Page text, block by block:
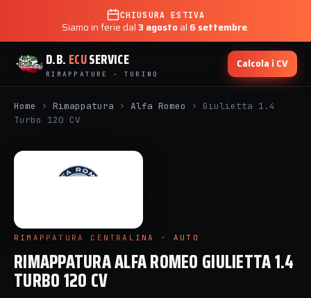
CHIUSURA ESTIVA
Siamo in ferie dal3 agostoal 6 settembre.
D.B. ECUSERVICE
RIMAPPATURE · TORINO
Calcola i CV
Home › Rimappatura › Alfa Romeo › Giulietta 1.4
Turbo 120 CV
RIMAPPATURA CENTRALINA · AUTO
RIMAPPATURA ALFA ROMEO GIULIETTA 1.4
TURBO 120 CV